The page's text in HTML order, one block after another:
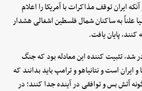
ایران توقف مذاکرات با آمریکا را اعلام
علناً به ساکنان شمال فلسطین اشغالی هشدار
پایان یافت.
شد، تثبیت کننده این معادله بود که جنگ
ایران است و نتانیاهو و ترامپ باید بدانند که
آتش بس و توافقی در آینده جدا کنند؛ در